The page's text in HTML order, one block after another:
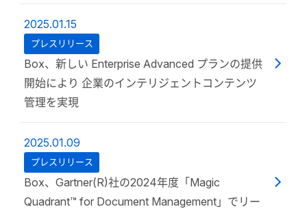
2025.01.15
プレスリリース
Box、新しい Enterprise Advanced プランの提供
開始により 企業のインテリジェントコンテンツ
管理を実現
2025.01.09
プレスリリース
Box、Gartner(R)社の2024年度「Magic
Quadrant™ for Document Management」でリー